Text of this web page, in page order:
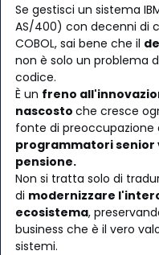
Se gestisci un sistema
AS/400) con decenni di
COBOL, sai bene che il
non è solo un problema
codice.
È un freno
nascosto che cresce
fonte di preoccupazione
programmatori senior
pensione.
Non si tratta solo di
di modernizzare
ecosistema,
business che è il vero
sistemi.